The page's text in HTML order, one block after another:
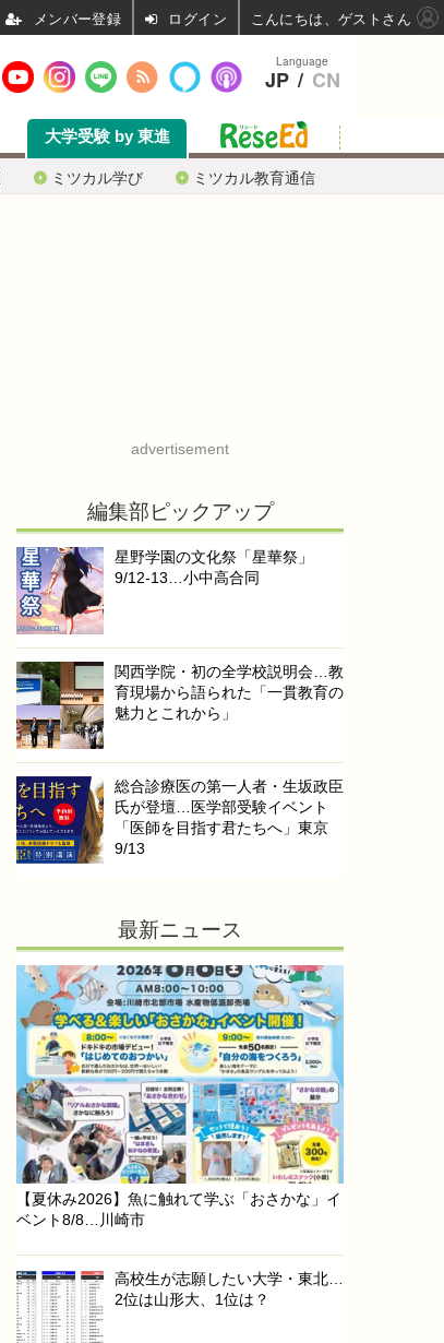
ミツカル学び ミツカル教育通信
大学受験 by 東進
advertisement
編集部ピックアップ
星野学園の文化祭「星華祭」
9/12-13…小中高合同
関西学院・初の全学校説明会…教
育現場から語られた「一貫教育の
魅力とこれから」
総合診療医の第一人者・生坂政臣
氏が登壇…医学部受験イベント
「医師を目指す君たちへ」東京
9/13
最新ニュース
【夏休み2026】魚に触れて学ぶ「おさかな」イ
ベント8/8…川崎市
高校生が志願したい大学・東北…
2位は山形大、1位は？
Language
JP / CN
ログイン こんにちは、ゲストさん